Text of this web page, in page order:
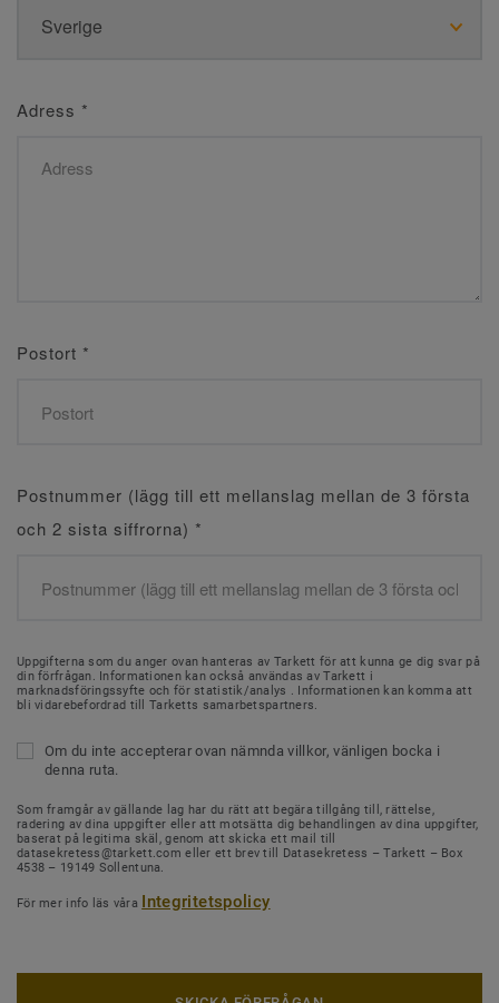
Adress *
Postort *
Postnummer (lägg till ett mellanslag mellan de 3 första
och 2 sista siffrorna) *
Uppgifterna som du anger ovan hanteras av Tarkett för att kunna ge dig svar på
din förfrågan. Informationen kan också användas av Tarkett i
marknadsföringssyfte och för statistik/analys . Informationen kan komma att
bli vidarebefordrad till Tarketts samarbetspartners.
Om du inte accepterar ovan nämnda villkor, vänligen bocka i
denna ruta.
Som framgår av gällande lag har du rätt att begära tillgång till, rättelse,
radering av dina uppgifter eller att motsätta dig behandlingen av dina uppgifter,
baserat på legitima skäl, genom att skicka ett mail till
datasekretess@tarkett.com eller ett brev till Datasekretess – Tarkett – Box
4538 – 19149 Sollentuna.
För mer info läs våra Integritetspolicy